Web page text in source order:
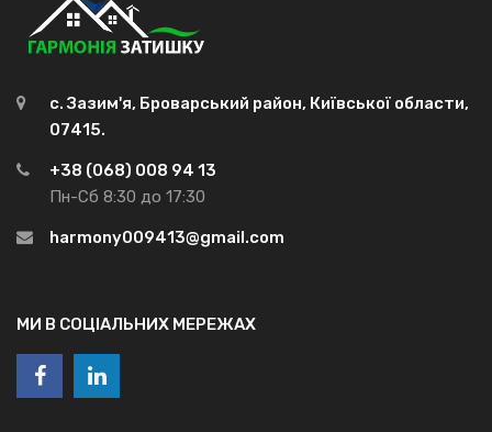
с. Зазим'я, Броварський район, Київської области,
07415.
+38 (068) 008 94 13
Пн-Сб 8:30 до 17:30
harmony009413@gmail.com
МИ В СОЦІАЛЬНИХ МЕРЕЖАХ